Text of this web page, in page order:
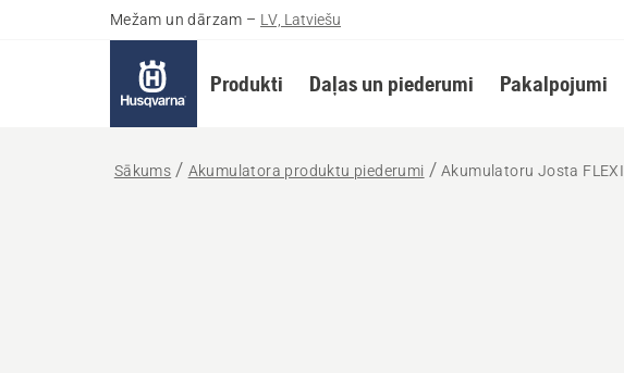
Mežam un dārzam – LV, Latviešu
Produkti Daļas un piederumi Pakalpojumi
Sākums Akumulatora produktu piederumi Akumulatoru Josta FLEXI